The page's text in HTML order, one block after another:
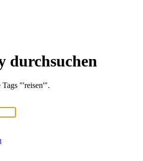
durchsuchen
Tags "'reisen'".